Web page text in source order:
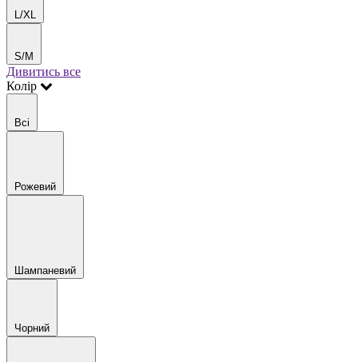
L/XL
S/M
Дивитись все
Колір
Всі
Рожевий
Шампаневий
Чорний